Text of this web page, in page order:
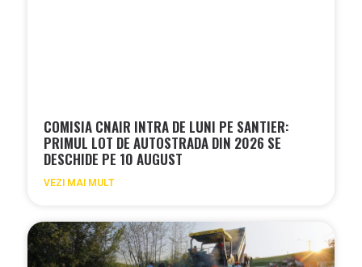
COMISIA CNAIR INTRA DE LUNI PE SANTIER:
PRIMUL LOT DE AUTOSTRADA DIN 2026 SE
DESCHIDE PE 10 AUGUST
VEZI MAI MULT